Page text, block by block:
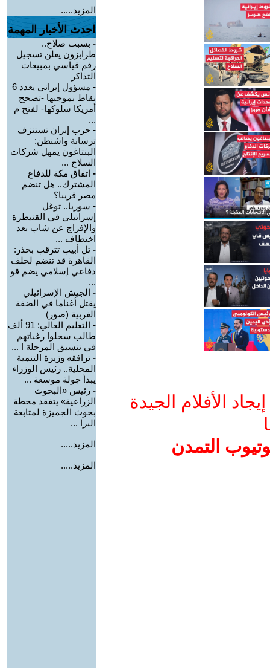
الأفلام الجيدة
التمدن
المزيد.....
احدث الأخبار المهمة
- بسبب صلاح..
طرابزون يعلن تسجيل
رقم قياسي بمبيعات
التذاكر
-
مسؤول إيراني يعدد 6
نقاط بموجبها -تصحح
أمريكا سلوكها- لفتح م
...
- حرب إيران تستنزف
ترسانة واشنطن:
البنتاغون يمهل شركات
السلاح ...
- اتفاق مكة للدفاع
المشترك.. هل تنضم
مصر قريبا؟
- سوريا.. توغل
إسرائيلي في القنيطرة
والإفراج عن شاب بعد
اختطاف ...
- تل أبيب تترقب بحذر:
القاهرة قد تنضم لحلف
دفاعي إسلامي يضم قو
...
- الجيش الإسرائيلي
يقتل أغناما في الضفة
الغربية (صور)
-
التعليم العالي: 91 ألف
طالب سجلوا رغباتهم
في تنسيق المرحلة ا ...
- ترافقه وزيرة التنمية
المحلية.. رئيس الوزراء
يبدأ جولة موسعة ...
- رئيس «البحوث
الزراعية» يتفقد محطة
بحوث الجميزة لمتابعة
البرا ...
المزيد.....
المزيد.....